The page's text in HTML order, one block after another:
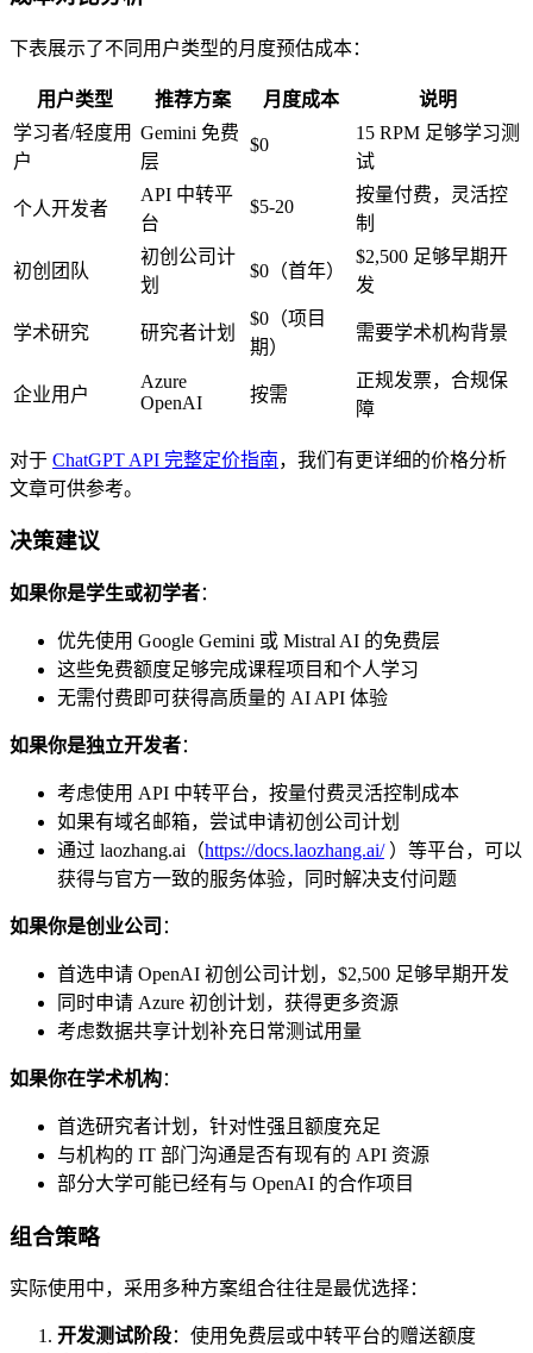
下表展示了不同用户类型的月度预估成本：
用户类型 推荐方案 月度成本
说明
学习者/轻度用
户
Gemini 免费
层
$0
15 RPM 足够学习测
试
个人开发者
API 中转平
台
$5-20
按量付费，灵活控
制
初创团队
初创公司计
划
$0（首年）
$2,500 足够早期开
发
学术研究 研究者计划
$0（项目
期）
需要学术机构背景
企业用户
Azure
OpenAI
按需
正规发票，合规保
障
对于 ChatGPT API 完整定价指南，我们有更详细的价格分析
文章可供参考。
决策建议
如果你是学生或初学者：
优先使用 Google Gemini 或 Mistral AI 的免费层
这些免费额度足够完成课程项目和个人学习
无需付费即可获得高质量的 AI API 体验
如果你是独立开发者：
考虑使用 API 中转平台，按量付费灵活控制成本
如果有域名邮箱，尝试申请初创公司计划
通过 laozhang.ai（https://docs.laozhang.ai/）等平台，可以
获得与官方一致的服务体验，同时解决支付问题
如果你是创业公司 ：
首选申请 OpenAI 初创公司计划，$2,500 足够早期开发
同时申请 Azure 初创计划，获得更多资源
考虑数据共享计划补充日常测试用量
如果你在学术机构：
首选研究者计划，针对性强且额度充足
与机构的 IT 部门沟通是否有现有的 API 资源
部分大学可能已经有与 OpenAI 的合作项目
组合策略
实际使用中，采用多种方案组合往往是最优选择：
开发测试阶段：使用免费层或中转平台的赠送额度